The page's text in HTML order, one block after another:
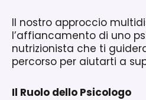
Il nostro approccio
l’affiancamento di uno
nutrizionista che ti
percorso per aiutarti a
Il Ruolo dello Psicologo